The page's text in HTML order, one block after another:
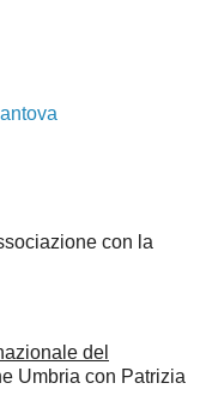
con la
del
Umbria con Patrizia